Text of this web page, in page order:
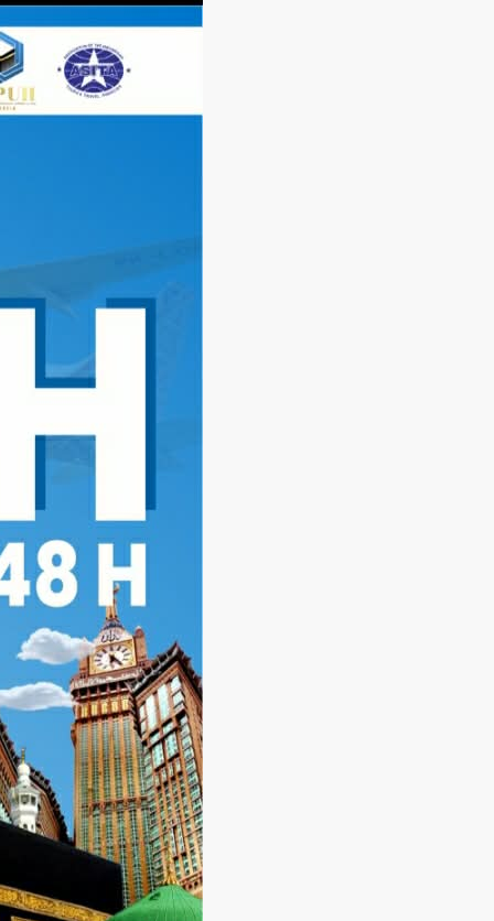
Langsung
ke